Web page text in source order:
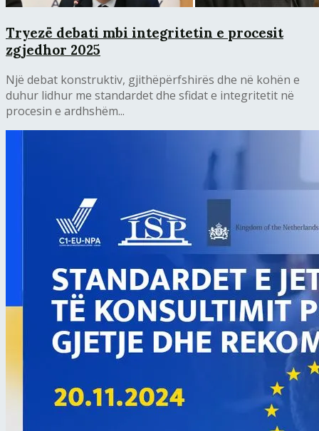
Tryezë debati mbi integritetin e procesit
zgjedhor 2025
Një debat konstruktiv, gjithëpërfshirës dhe në kohën e
duhur lidhur me standardet dhe sfidat e integritetit në
procesin e ardhshëm...